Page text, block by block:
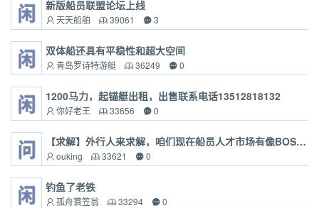
新版船员联盟论坛上线
天天船舶 39061 3
双体船还具有平稳性和超大空间
青岛罗诗特游艇 36249 0
1200马力，起锚艇出租，出售联系电话13512818132
你好老王 33656 0
【求解】外行人来求解，咱们现在船员人才市场有像BOSS直聘、拉勾网这样的人才平台么？
ouking 33621 0
钓鱼了老铁
孤舟蓑笠翁 33294 0